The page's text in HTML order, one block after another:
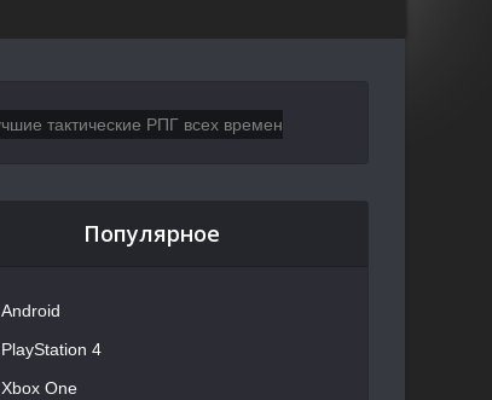
Популярное
Android
PlayStation 4
Xbox One